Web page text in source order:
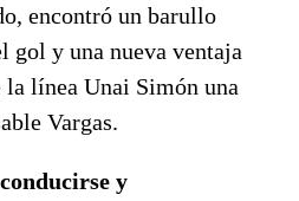
encontró un barullo
gol y una nueva ventaja
línea Unai Simón una
Vargas.
y